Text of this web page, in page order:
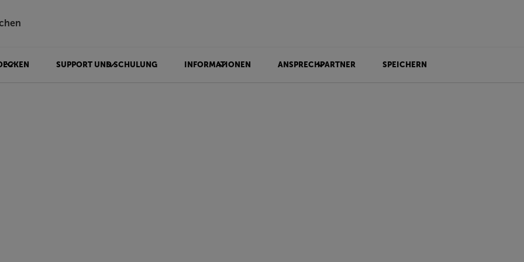
SUPPORT UND SCHULUNG INFORMATIONEN ANSPRECHPARTNER SPEICHERN